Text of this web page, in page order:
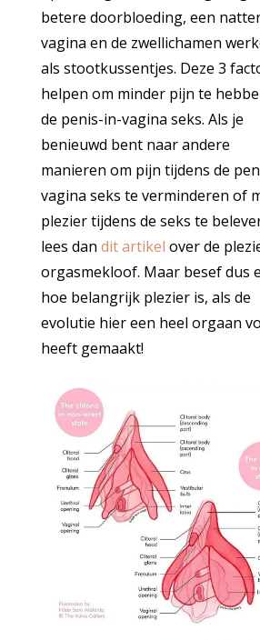
betere doorbloeding, een
vagina en de zwellichamen
als stootkussentjes. Deze 3
helpen om minder pijn te
de penis-in-vagina seks. Als je
benieuwd bent naar andere
manieren om pijn tijdens de
vagina seks te verminderen of
plezier tijdens de seks te
lees dan dit artikel over de
orgasmekloof. Maar besef dus
hoe belangrijk plezier is, als de
evolutie hier een heel orgaan
heeft gemaakt!